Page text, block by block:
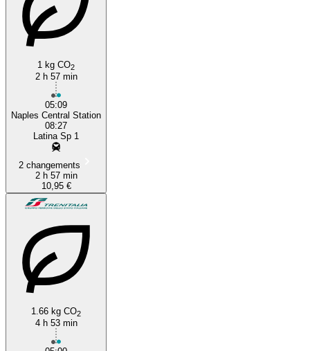
1 kg CO2
2 h 57 min
05:09
Naples Central Station
08:27
Latina Sp 1
2 changements
2 h 57 min
10,95 €
1.66 kg CO2
4 h 53 min